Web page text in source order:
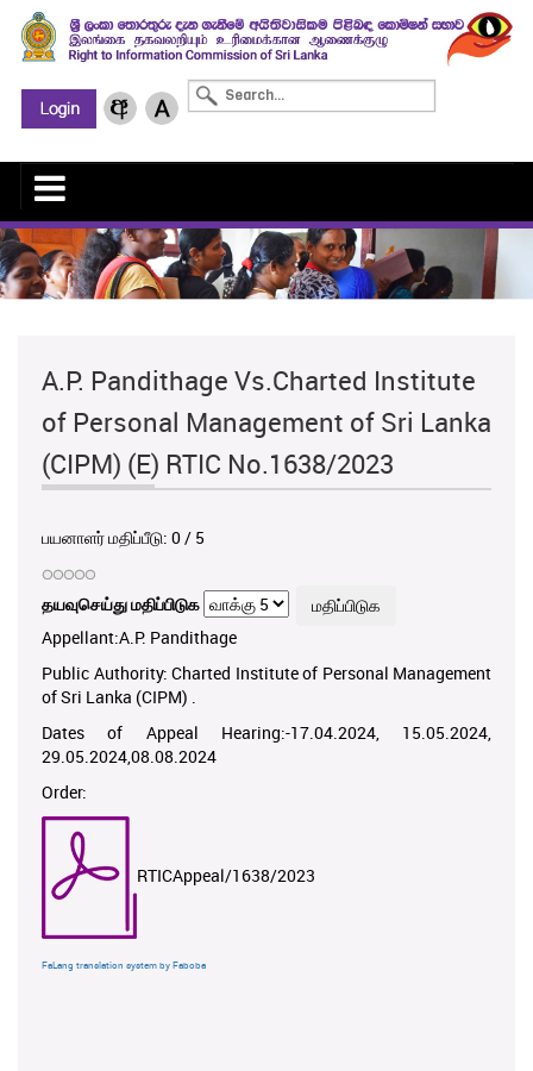
A.P. Pandithage Vs.Charted Institute
of Personal Management of Sri Lanka
(CIPM) (E) RTIC No.1638/2023
பயனாளர் மதிப்பீடு: 0/ 5
தயவுசெய்து மதிப்பிடுக
Appellant:A.P. Pandithage
Public Authority: Charted Institute of Personal Management
of Sri Lanka (CIPM) .
Dates of Appeal Hearing:-17.04.2024, 15.05.2024,
29.05.2024,08.08.2024
Order:
RTICAppeal/1638/2023
FaLang translation system by Faboba